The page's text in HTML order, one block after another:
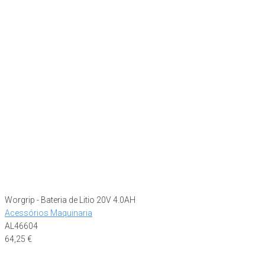
Worgrip - Bateria de Litio 20V 4.0AH
Acessórios Maquinaria
AL46604
64,25 €